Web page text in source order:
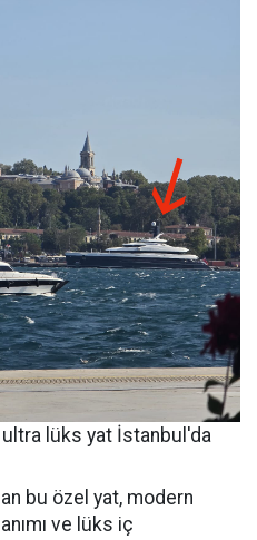
lüks yat İstanbul'da
bu özel yat, modern
ve lüks iç